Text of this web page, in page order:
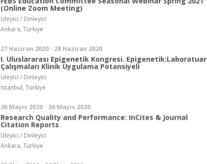
(Online Zoom Meeting)
İzleyici / Dinleyici
Ankara, Türkiye
27 Haziran 2020 - 28 Haziran 2020
I. Uluslararası Epigenetik Kongresi. Epigenetik:Laboratuar
Çalışmaları Klinik Uygulama Potansiyeli
İzleyici / Dinleyici
İstanbul, Türkiye
26 Mayıs 2020 - 26 Mayıs 2020
Research Quality and Performance: InCites & Journal
Citation Reports
İzleyici / Dinleyici
Ankara, Türkiye